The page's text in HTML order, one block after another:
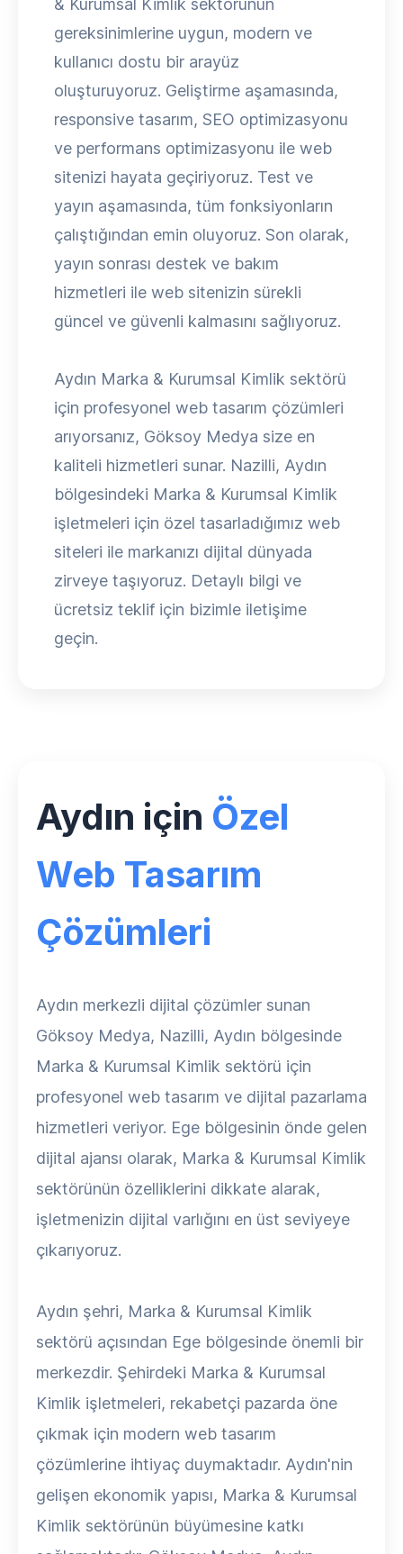
& Kurumsal Kimlik sektörünün
gereksinimlerine uygun, modern ve
kullanıcı dostu bir arayüz
oluşturuyoruz. Geliştirme aşamasında,
responsive tasarım, SEO optimizasyonu
ve performans optimizasyonu ile web
sitenizi hayata geçiriyoruz. Test ve
yayın aşamasında, tüm fonksiyonların
çalıştığından emin oluyoruz. Son olarak,
yayın sonrası destek ve bakım
hizmetleri ile web sitenizin sürekli
güncel ve güvenli kalmasını sağlıyoruz.
Aydın Marka & Kurumsal Kimlik sektörü
için profesyonel web tasarım çözümleri
arıyorsanız, Göksoy Medya size en
kaliteli hizmetleri sunar. Nazilli, Aydın
bölgesindeki Marka & Kurumsal Kimlik
işletmeleri için özel tasarladığımız web
siteleri ile markanızı dijital dünyada
zirveye taşıyoruz. Detaylı bilgi ve
ücretsiz teklif için bizimle iletişime
geçin.
Aydın için Özel
Web Tasarım
Çözümleri
Aydın merkezli dijital çözümler sunan
Göksoy Medya, Nazilli, Aydın bölgesinde
Marka & Kurumsal Kimlik sektörü için
profesyonel web tasarım ve dijital pazarlama
hizmetleri veriyor. Ege bölgesinin önde gelen
dijital ajansı olarak, Marka & Kurumsal Kimlik
sektörünün özelliklerini dikkate alarak,
işletmenizin dijital varlığını en üst seviyeye
çıkarıyoruz.
Aydın şehri, Marka & Kurumsal Kimlik
sektörü açısından Ege bölgesinde önemli bir
merkezdir. Şehirdeki Marka & Kurumsal
Kimlik işletmeleri, rekabetçi pazarda öne
çıkmak için modern web tasarım
çözümlerine ihtiyaç duymaktadır. Aydın'nin
gelişen ekonomik yapısı, Marka & Kurumsal
Kimlik sektörünün büyümesine katkı